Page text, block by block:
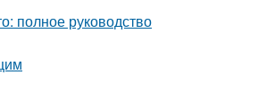
полное руководство